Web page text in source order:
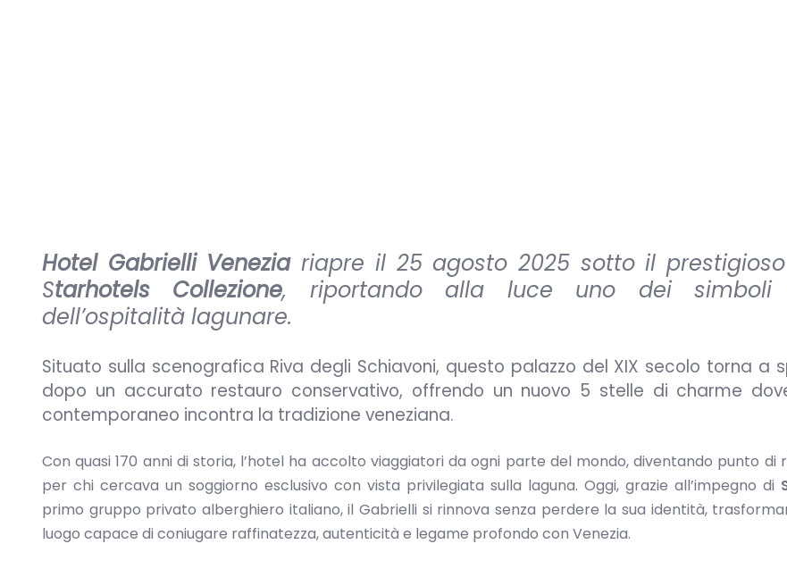
Hotel Gabrielli Veneziariapre il 25 agosto 2025 sotto il
Starhotels Collezione, riportando alla luce uno dei simboli
dell’ospitalità lagunare.
Situato sulla scenografica Riva degli Schiavoni, questo palazzo del XIX secolo torna a
dopo un accurato restauro conservativo, offrendo un nuovo 5 stelle di charme
contemporaneo incontra la tradizione veneziana.
Con quasi 170 anni di storia, l’hotel ha accolto viaggiatori da ogni parte del mondo, diventando punto di
per chi cercava un soggiorno esclusivo con vista privilegiata sulla laguna. Oggi, grazie all’impegno di
primo gruppo privato alberghiero italiano, il Gabrielli si rinnova senza perdere la sua identità,
luogo capace di coniugare raffinatezza, autenticità e legame profondo con Venezia.